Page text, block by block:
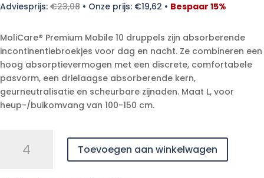
Adviesprijs: €23,08 • Onze prijs: €19,62 • Bespaar 15%
MoliCare® Premium Mobile 10 druppels zijn absorberende
incontinentiebroekjes voor dag en nacht. Ze combineren een
hoog absorptievermogen met een discrete, comfortabele
pasvorm, een drielaagse absorberende kern,
geurneutralisatie en scheurbare zijnaden. Maat L, voor
heup-/buikomvang van 100-150 cm.
Toevoegen aan winkelwagen